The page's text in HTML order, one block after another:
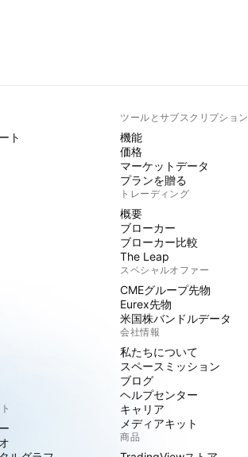
ト
ツールとサブスクリプション
機能
価格
マーケットデータ
プランを贈る
トレーディング
概要
ブローカー
ブローカー比較
The Leap
スペシャルオファー
CMEグループ先物
Eurex先物
米国株バンドルデータ
会社情報
私たちについて
スペースミッション
ブログ
ヘルプセンター
キャリア
メディアキット
商品